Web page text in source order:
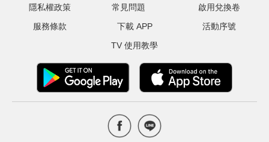
隱私權政策
服務條款
常見問題
下載 APP
TV 使用教學
啟用兌換卷
活動序號